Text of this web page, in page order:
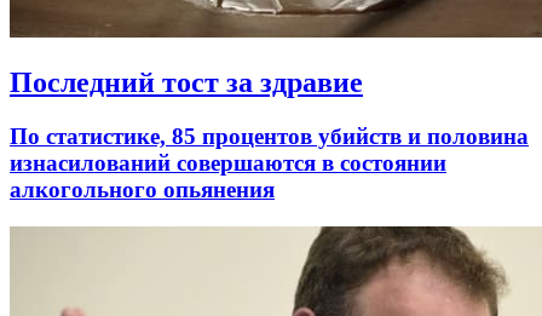
Последний тост за здравие
По статистике, 85 процентов убийств и половина
изнасилований совершаются в состоянии
алкогольного опьянения